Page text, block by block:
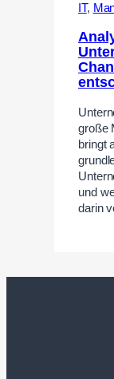
IT,
große
bringt
und
darin